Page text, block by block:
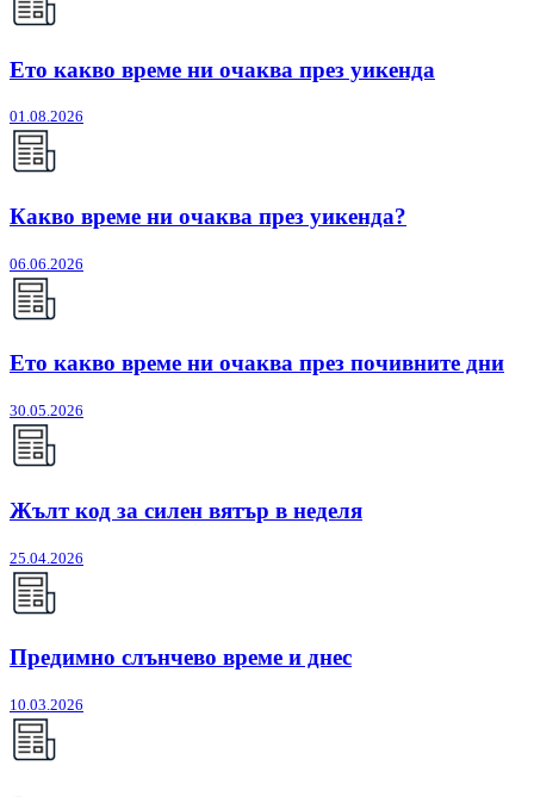
Ето какво време ни очаква през уикенда
01.08.2026
Какво време ни очаква през уикенда?
06.06.2026
Ето какво време ни очаква през почивните дни
30.05.2026
Жълт код за силен вятър в неделя
25.04.2026
Предимно слънчево време и днес
10.03.2026